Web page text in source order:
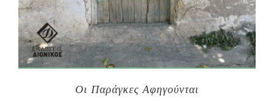
Οι Παράγκες Αφηγούνται